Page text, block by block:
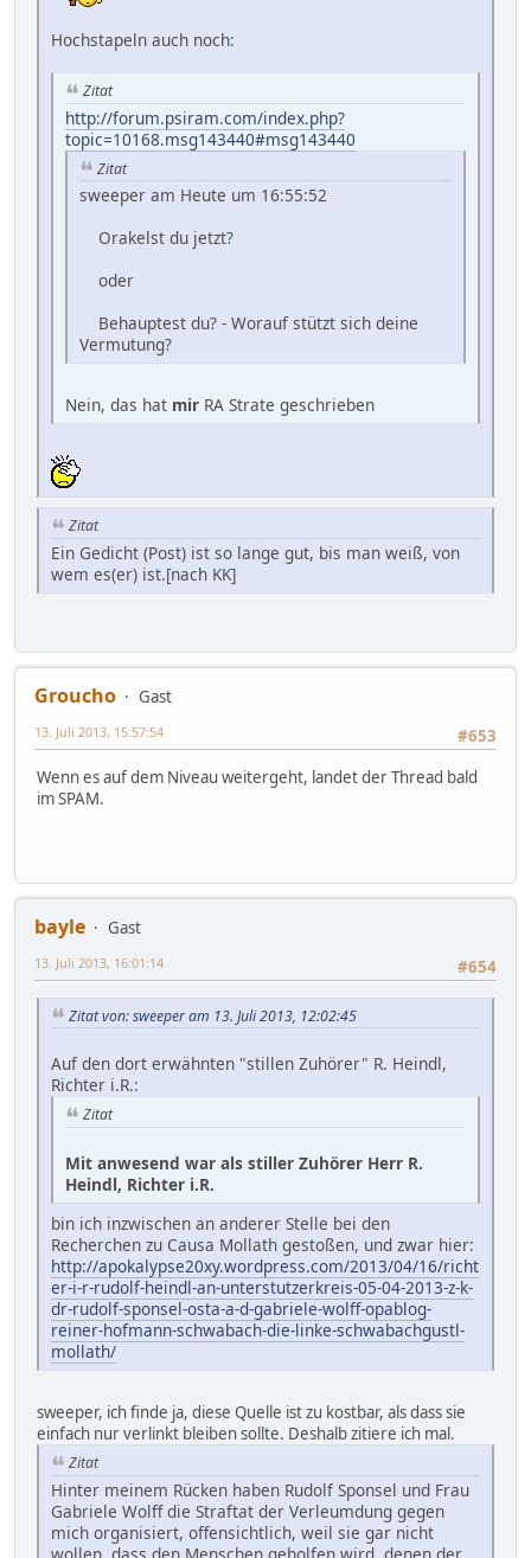
Hochstapeln auch noch:
Zitat
http://forum.psiram.com/index.php?
topic=10168.msg143440#msg143440
Zitat
sweeper am Heute um 16:55:52
Orakelst du jetzt?
oder
Behauptest du? - Worauf stützt sich deine
Vermutung?
Nein, das hat mir RA Strate geschrieben
Zitat
Ein Gedicht (Post) ist so lange gut, bis man weiß, von
wem es(er) ist.[nach KK]
Groucho
Gast
#653
13. Juli 2013, 15:57:54
Wenn es auf dem Niveau weitergeht, landet der Thread bald
im SPAM.
bayle
Gast
#654
13. Juli 2013, 16:01:14
Zitat von: sweeper am 13. Juli 2013, 12:02:45
Auf den dort erwähnten "stillen Zuhörer" R. Heindl,
Richter i.R.:
Zitat
Mit anwesend war als stiller Zuhörer Herr R.
Heindl, Richter i.R.
bin ich inzwischen an anderer Stelle bei den
Recherchen zu Causa Mollath gestoßen, und zwar hier:
http://apokalypse20xy.wordpress.com/2013/04/16/richt
er-i-r-rudolf-heindl-an-unterstutzerkreis-05-04-2013-z-k-
dr-rudolf-sponsel-osta-a-d-gabriele-wolff-opablog-
reiner-hofmann-schwabach-die-linke-schwabachgustl-
mollath/
sweeper, ich finde ja, diese Quelle ist zu kostbar, als dass sie
einfach nur verlinkt bleiben sollte. Deshalb zitiere ich mal.
Zitat
Hinter meinem Rücken haben Rudolf Sponsel und Frau
Gabriele Wolff die Straftat der Verleumdung gegen
mich organisiert, offensichtlich, weil sie gar nicht